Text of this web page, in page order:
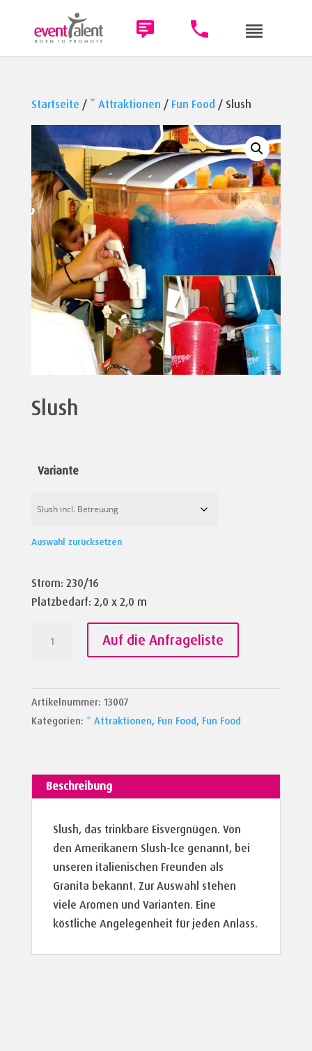
Startseite / * Attraktionen / Fun Food / Slush
Slush
Variante
Auswahl zurücksetzen
Strom: 230/16
Platzbedarf: 2,0 x 2,0 m
Auf die Anfrageliste
Artikelnummer: 13007
Kategorien: * Attraktionen, Fun Food, Fun Food
Beschreibung
Slush, das trinkbare Eisvergnügen. Von
den Amerikanern Slush-lce genannt, bei
unseren italienischen Freunden als
Granita bekannt. Zur Auswahl stehen
viele Aromen und Varianten. Eine
köstliche Angelegenheit für jeden Anlass.